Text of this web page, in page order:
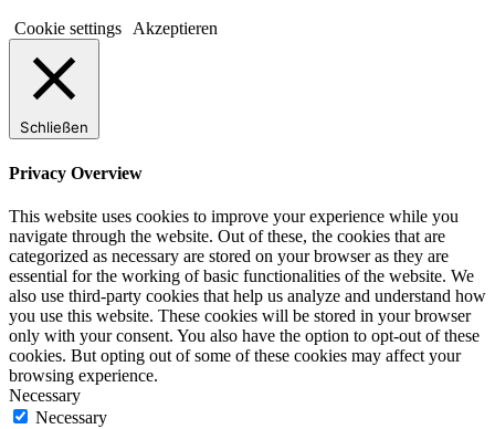
Cookie settings Akzeptieren
Schließen
Privacy Overview
This website uses cookies to improve your experience while you
navigate through the website. Out of these, the cookies that are
categorized as necessary are stored on your browser as they are
essential for the working of basic functionalities of the website. We
also use third-party cookies that help us analyze and understand how
you use this website. These cookies will be stored in your browser
only with your consent. You also have the option to opt-out of these
cookies. But opting out of some of these cookies may affect your
browsing experience.
Necessary
Necessary